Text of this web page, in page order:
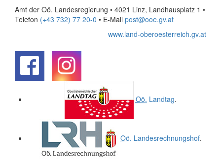
Amt der Oö. Landesregierung • 4021 Linz, Landhausplatz 1 •
Telefon (+43 732) 77 20-0 • E-Mail post@ooe.gv.at
www.land-oberoesterreich.gv.at
Oö. Landtag.
Oö. Landesrechnungshof.